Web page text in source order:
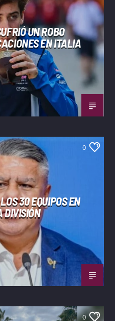
UN ROBO
EN ITALIA
0
30 EQUIPOS EN
DIVISIÓN
0